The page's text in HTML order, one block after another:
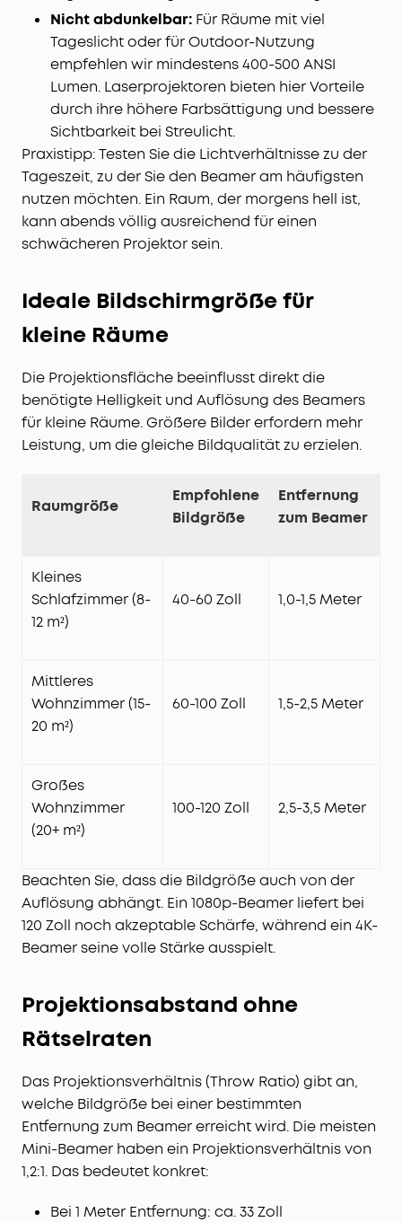
Nicht abdunkelbar: Für Räume mit viel
Tageslicht oder für Outdoor-Nutzung
empfehlen wir mindestens 400-500 ANSI
Lumen. Laserprojektoren bieten hier Vorteile
durch ihre höhere Farbsättigung und bessere
Sichtbarkeit bei Streulicht.
Praxistipp: Testen Sie die Lichtverhältnisse zu der
Tageszeit, zu der Sie den Beamer am häufigsten
nutzen möchten. Ein Raum, der morgens hell ist,
kann abends völlig ausreichend für einen
schwächeren Projektor sein.
Ideale Bildschirmgröße für
kleine Räume
Die Projektionsfläche beeinflusst direkt die
benötigte Helligkeit und Auflösung des Beamers
für kleine Räume. Größere Bilder erfordern mehr
Leistung, um die gleiche Bildqualität zu erzielen.
Raumgröße
Empfohlene
Bildgröße
Entfernung
zum Beamer
Kleines
Schlafzimmer (8-
12 m²)
40-60 Zoll 1,0-1,5 Meter
Mittleres
Wohnzimmer (15-
20 m²)
60-100 Zoll 1,5-2,5 Meter
Großes
Wohnzimmer
(20+ m²)
100-120 Zoll 2,5-3,5 Meter
Beachten Sie, dass die Bildgröße auch von der
Auflösung abhängt. Ein 1080p-Beamer liefert bei
120 Zoll noch akzeptable Schärfe, während ein 4K-
Beamer seine volle Stärke ausspielt.
Projektionsabstand ohne
Rätselraten
Das Projektionsverhältnis (Throw Ratio) gibt an,
welche Bildgröße bei einer bestimmten
Entfernung zum Beamer erreicht wird. Die meisten
Mini-Beamer haben ein Projektionsverhältnis von
1,2:1. Das bedeutet konkret:
Bei 1 Meter Entfernung: ca. 33 Zoll